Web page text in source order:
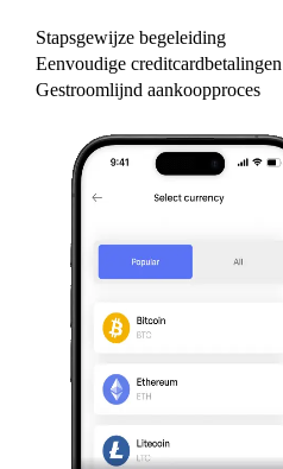
Stapsgewijze begeleiding
Eenvoudige creditcardbetalingen
Gestroomlijnd aankoopproces